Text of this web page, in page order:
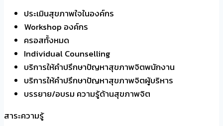
ประเมินสุขภาพใจในองค์กร
Workshop องค์กร
ครอสทั้งหมด
Individual Counselling
บริการให้คำปรึกษาปัญหาสุขภาพจิตพนักงาน
บริการให้คำปรึกษาปัญหาสุขภาพจิตผู้บริหาร
บรรยาย/อบรม ความรู้ด้านสุขภาพจิต
สาระความรู้